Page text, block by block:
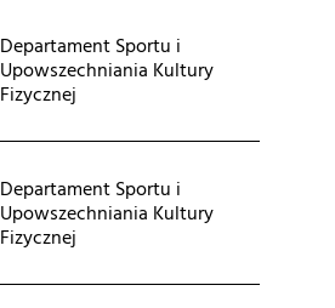
Departament Sportu i
Upowszechniania Kultury
Fizycznej
Departament Sportu i
Upowszechniania Kultury
Fizycznej